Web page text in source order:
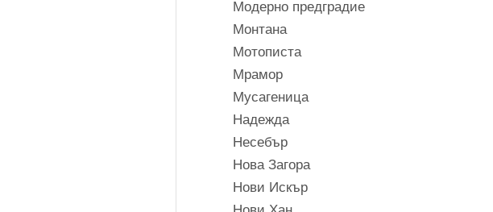
Модерно предградие
Монтана
Мотописта
Мрамор
Мусагеница
Надежда
Несебър
Нова Загора
Нови Искър